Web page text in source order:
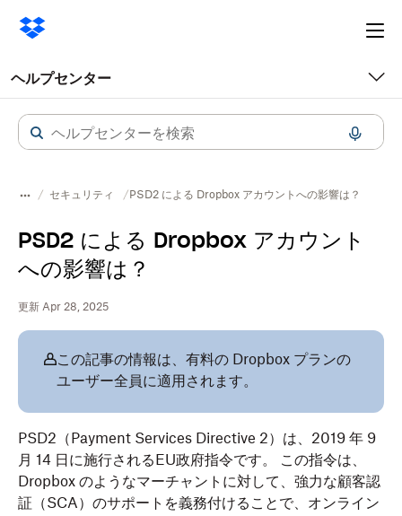
ヘルプセンター
セキュリティ PSD2 による Dropbox アカウントへの影響は？
PSD2 による Dropbox アカウント
への影響は？
更新 Apr 28, 2025
この記事の情報は、有料の Dropbox プランの
ユーザー全員に適用されます。
PSD2（Payment Services Directive 2）は、2019 年 9
月 14 日に施行されるEU政府指令です。 この指令は、
Dropbox のようなマーチャントに対して、強力な顧客認
証（SCA）のサポートを義務付けることで、オンライン